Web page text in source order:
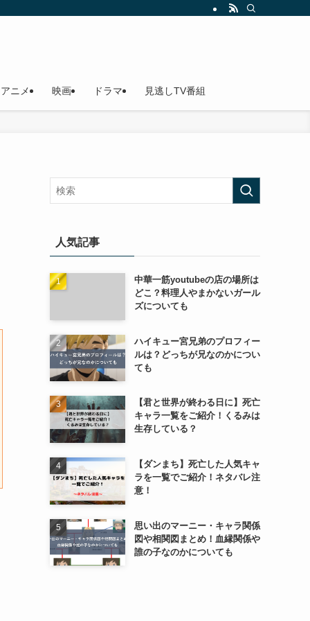
アニメ 映画 ドラマ 見逃しTV番組
人気記事
中華一筋youtubeの店の場所は
どこ？料理人やまかないガール
ズについても
ハイキュー宮兄弟のプロフィー
ルは？どっちが兄なのかについ
ても
【君と世界が終わる日に】死亡
キャラ一覧をご紹介！くるみは
生存している？
【ダンまち】死亡した人気キャ
ラを一覧でご紹介！ネタバレ注
意！
思い出のマーニー・キャラ関係
図や相関図まとめ！血縁関係や
誰の子なのかについても